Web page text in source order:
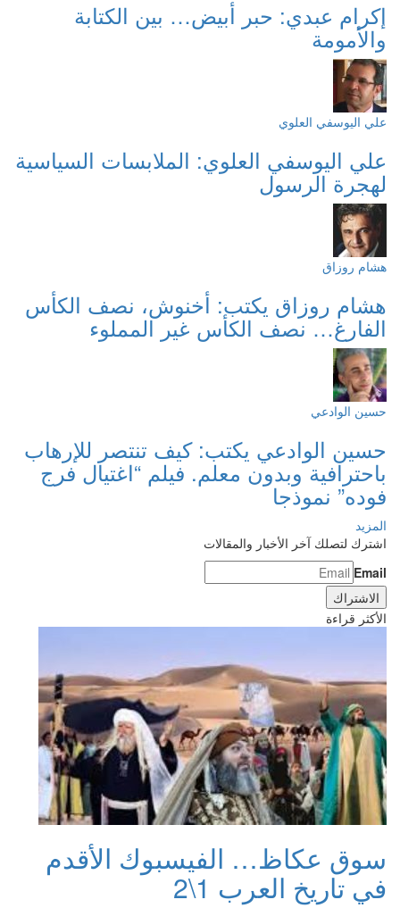
إكرام عبدي: حبر أبيض… بين الكتابة
والأمومة
علي اليوسفي العلوي
علي اليوسفي العلوي: الملابسات السياسية
لهجرة الرسول
هشام روزاق
هشام روزاق يكتب: أخنوش، نصف الكأس
الفارغ… نصف الكأس غير المملوء
حسين الوادعي
حسين الوادعي يكتب: كيف تنتصر للإرهاب
باحترافية وبدون معلم. فيلم “اغتيال فرج
فوده” نموذجا
المزيد
اشترك لتصلك آخر الأخبار والمقالات
Email
الأكثر قراءة
سوق عكاظ… الفيسبوك الأقدم
في تاريخ العرب 1\2